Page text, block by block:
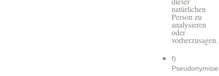
natürlichen
Person zu
analysieren
oder
vorherzusagen.
f)